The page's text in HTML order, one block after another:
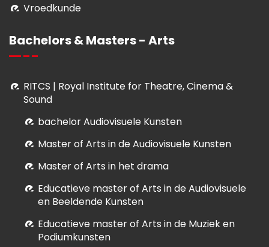
Vroedkunde
Bachelors & Masters - Arts
RITCS | Royal Institute for Theatre, Cinema &
Sound
bachelor Audiovisuele Kunsten
Master of Arts in de Audiovisuele Kunsten
Master of Arts in het drama
Educatieve master of Arts in de Audiovisuele
en Beeldende Kunsten
Educatieve master of Arts in de Muziek en
Podiumkunsten